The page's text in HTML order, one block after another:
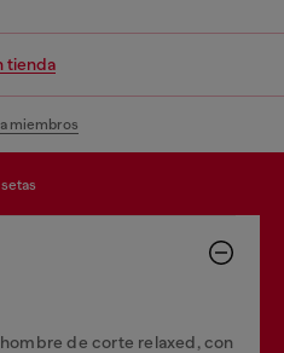
tienda
miembros
de corte relaxed, con